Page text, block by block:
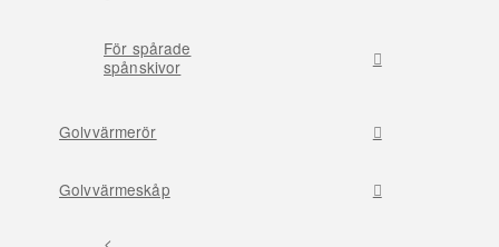
För spårade
spånskivor
Golvvärmerör
Golvvärmeskåp
<